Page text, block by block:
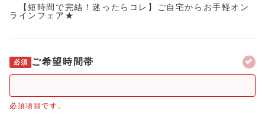
【短時間で完結！迷ったらコレ】ご自宅からお手軽オン
ラインフェア★
必須 ご希望時間帯
必須項目です。